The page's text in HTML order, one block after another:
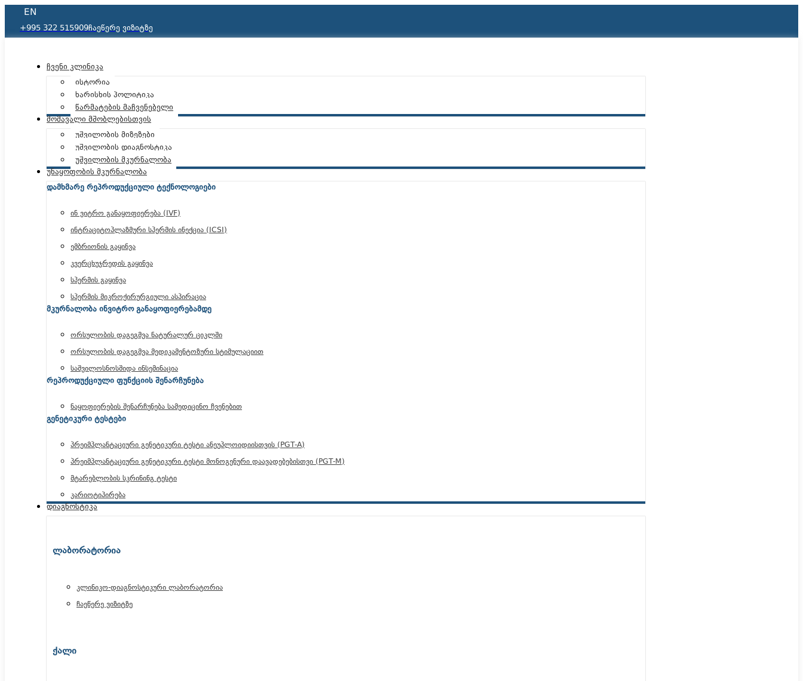
EN
+995 322 515909ჩაეწერე ვიზიტზე
ჩვენი კლინიკა
ისტორია
ხარისხის პოლიტიკა
წარმატების მაჩვენებელი
მომავალი მშობლებისთვის
უშვილობის მიზეზები
უშვილობის დიაგნოსტიკა
უშვილობის მკურნალობა
უნაყოფობის მკურნალობა
დამხმარე რეპროდუქციული ტექნოლოგიები
ინ ვიტრო განაყოფიერება (IVF)
ინტრაციტოპლაზმური სპერმის ინექცია (ICSI)
ემბრიონის გაყინვა
კვერცხუჯრედის გაყინვა
სპერმის გაყინვა
სპერმის მიკროქირურგიული ასპირაცია
მკურნალობა ინვიტრო განაყოფიერებამდე
ორსულობის დაგეგმვა ნატურალურ ციკლში
ორსულობის დაგეგმვა მედიკამენტოზური სტიმულაციით
საშვილოსნოსშიდა ინსემინაცია
რეპროდუქციული ფუნქციის შენარჩუნება
ნაყოფიერების შენარჩუნება სამედიცინო ჩვენებით
გენეტიკური ტესტები
პრეიმპლანტაციური გენეტიკური ტესტი ანეუპლოიდიისთვის (PGT-A)
პრეიმპლანტაციური გენეტიკური ტესტი მონოგენური დაავადებებისთვი (PGT-M)
მტარებლობის სკრინინგ ტესტი
კარიოტიპირება
დიაგნოსტიკა
ᲚᲐᲑᲝᲠᲐᲢᲝᲠᲘᲐ
კლინიკო-დიაგნოსტიკური ლაბორატორია
ჩაეწერე ვიზიტზე
ᲥᲐᲚᲘ